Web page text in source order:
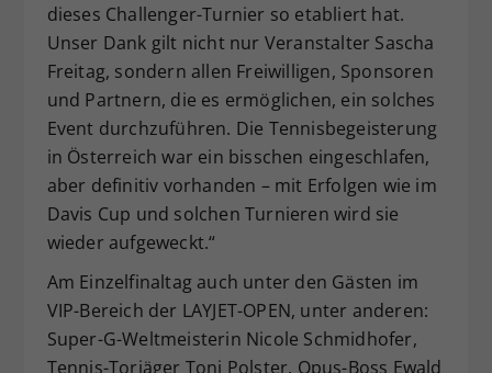
dieses Challenger-Turnier so etabliert hat.
Unser Dank gilt nicht nur Veranstalter Sascha
Freitag, sondern allen Freiwilligen, Sponsoren
und Partnern, die es ermöglichen, ein solches
Event durchzuführen. Die Tennisbegeisterung
in Österreich war ein bisschen eingeschlafen,
aber definitiv vorhanden – mit Erfolgen wie im
Davis Cup und solchen Turnieren wird sie
wieder aufgeweckt.“
Am Einzelfinaltag auch unter den Gästen im
VIP-Bereich der LAYJET-OPEN, unter anderen:
Super-G-Weltmeisterin Nicole Schmidhofer,
Tennis-Torjäger Toni Polster, Opus-Boss Ewald